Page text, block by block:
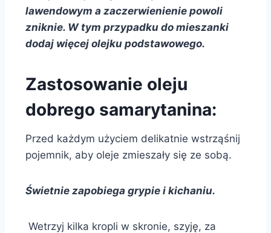
lawendowym a zaczerwienienie powoli
zniknie. W tym przypadku do mieszanki
dodaj więcej olejku podstawowego.
Zastosowanie oleju
dobrego samarytanina:
Przed każdym użyciem delikatnie wstrząśnij
pojemnik, aby oleje zmieszały się ze sobą.
Świetnie zapobiega grypie i kichaniu.
Wetrzyj kilka kropli w skronie, szyję, za